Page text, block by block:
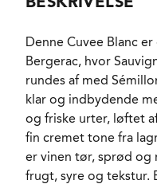
RESTSUKKER
SYREINDHOLD
SVOVLINDHOLD
LAGRING
FORVENTET
SERVERINGS-
Denne Cuvee Blanc
Bergerac, hvor
rundes af med
klar og indbydende
og friske urter, løftet
fin cremet tone fra
er vinen tør, sprød og
frugt, syre og tekstur.